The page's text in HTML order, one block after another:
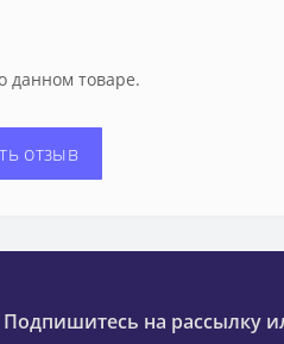
данном товаре.
отзыв
Подпишитесь на рассылку